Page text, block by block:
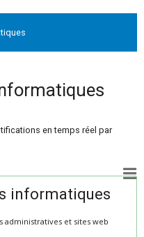
en temps réel par
informatiques
administratives et sites web